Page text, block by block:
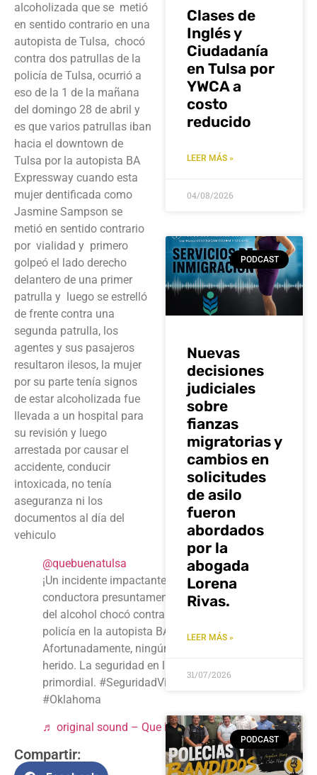
alcoholizada que se metió
en sentido contrario en una
autopista de Tulsa, chocó
contra dos patrullas de la
policía de Tulsa, ocurrió a
eso de la 1 de la mañana
del domingo 28 de abril y
es que varios patrullas iban
hacia el downtown de
Tulsa por la autopista BA
Expressway cuando esta
mujer dentificada como
Jasmine Sampson se
metió en sentido contrario
por vialidad y primero
golpeó el lado derecho
delantero de una primer
patrulla y luego se estrelló
de frente contra una
segunda patrulla, los
agentes y sus pasajeros
resultaron ilesos, la mujer
por su parte tenía signos
de estar alcoholizada fue
llevada a un hospital para
su revisión y luego
arrestada por causar el
accidente, conducir
intoxicada, no tenía
aseguranza ni los
documentos al día del
vehiculo
@quebuenatulsa
¡Un incidente impactante en Tulsa! Una
conductora presuntamente bajo los efectos
del alcohol chocó contra dos patrullas de la
policía en la autopista BA Expressway.
Afortunadamente, ningún agente resultó
herido. La seguridad en las carreteras es
primordial. #SeguridadVial #Tulsa
#Oklahoma
♬ original sound – Que Buena Tulsa Radio
Compartir:
Clases de
Inglés y
Ciudadanía
en Tulsa por
YWCA a
costo
reducido
LEER MÁS »
04/08/2026
PODCAST
Nuevas
decisiones
judiciales
sobre
fianzas
migratorias y
cambios en
solicitudes
de asilo
fueron
abordados
por la
abogada
Lorena
Rivas.
LEER MÁS »
31/07/2026
PODCAST